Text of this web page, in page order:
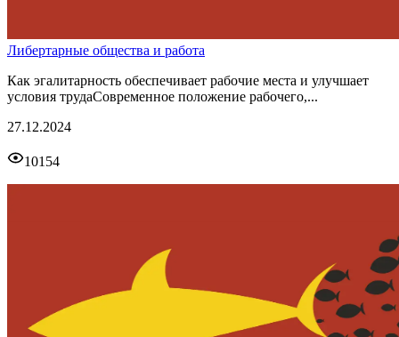
Либертарные общества и работа
Как эгалитарность обеспечивает рабочие места и улучшает
условия трудаСовременное положение рабочего,...
27.12.2024
10154